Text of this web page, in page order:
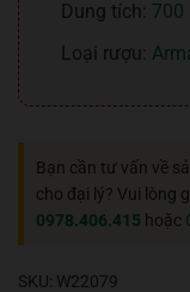
Dung tích: 700
Loại rượu:
Bạn cần tư vấn về
cho đại lý? Vui lòng
0978.406.415 hoặc
SKU: W22079